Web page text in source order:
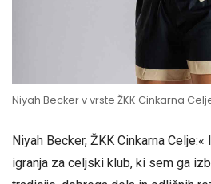
Niyah Becker v vrste ŽKK Cinkarna
Niyah Becker, ŽKK Cinkarna
igranja za celjski klub, ki sem ga